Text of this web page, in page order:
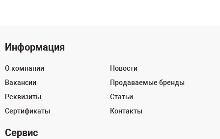
Информация
О компании
Вакансии
Реквизиты
Сертификаты
Новости
Продаваемые бренды
Статьи
Контакты
Сервис